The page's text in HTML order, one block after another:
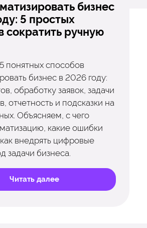
бизнес
5 простых
сократить ручную
понятных способов
бизнес в 2026 году:
обработку заявок, задачи
отчетность и подсказки на
Объясняем, с чего
какие ошибки
внедрять цифровые
задачи бизнеса.
Читать далее